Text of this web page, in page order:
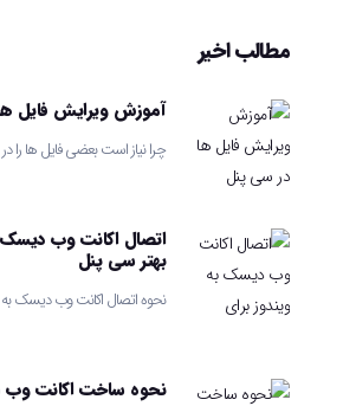
مطالب اخیر
آموزش ویرایش فایل
چرا نیاز است بعضی فایل ها را
اتصال اکانت وب دیسک
بهتر سی پنل
نحوه اتصال اکانت وب دیسک به
نحوه ساخت اکانت